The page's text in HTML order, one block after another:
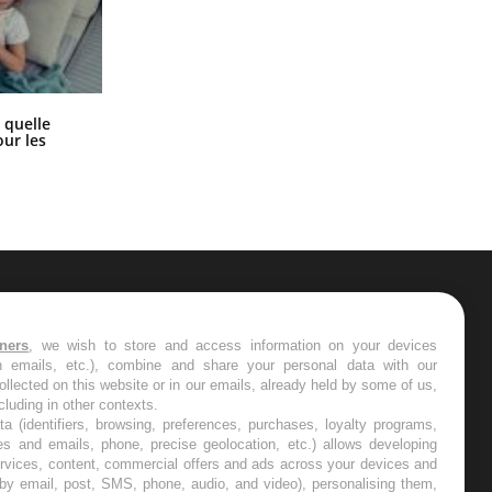
quelle
les
les semaines les meilleures
, we wish to store and access information on your devices
emails, etc.), combine and share your personal data with our
on this website or in our emails, already held by some of us,
in other contexts.
(identifiers, browsing, preferences, purchases, loyalty programs,
and emails, phone, precise geolocation, etc.) allows developing
content, commercial offers and ads across your devices and
email, post, SMS, phone, audio, and video), personalising them,